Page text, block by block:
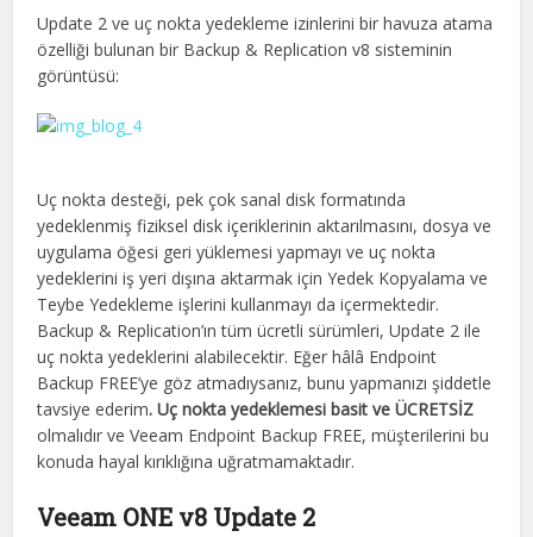
Update 2 ve uç nokta yedekleme izinlerini bir havuza atama
özelliği bulunan bir Backup & Replication v8 sisteminin
görüntüsü:
Uç nokta desteği, pek çok sanal disk formatında
yedeklenmiş fiziksel disk içeriklerinin aktarılmasını, dosya ve
uygulama öğesi geri yüklemesi yapmayı ve uç nokta
yedeklerini iş yeri dışına aktarmak için Yedek Kopyalama ve
Teybe Yedekleme işlerini kullanmayı da içermektedir.
Backup & Replication’ın tüm ücretli sürümleri, Update 2 ile
uç nokta yedeklerini alabilecektir. Eğer hâlâ Endpoint
Backup FREE’ye göz atmadıysanız, bunu yapmanızı şiddetle
tavsiye ederim. Uç nokta yedeklemesi basit ve ÜCRETSİZ
olmalıdır ve Veeam Endpoint Backup FREE, müşterilerini bu
konuda hayal kırıklığına uğratmamaktadır.
Veeam ONE v8 Update 2